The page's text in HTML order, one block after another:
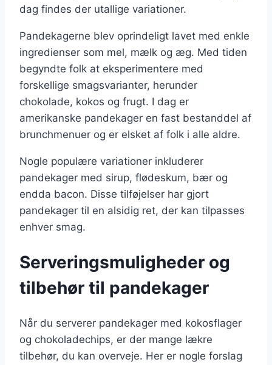
dag findes der utallige variationer.
Pandekagerne blev oprindeligt lavet med enkle
ingredienser som mel, mælk og æg. Med tiden
begyndte folk at eksperimentere med
forskellige smagsvarianter, herunder
chokolade, kokos og frugt. I dag er
amerikanske pandekager en fast bestanddel af
brunchmenuer og er elsket af folk i alle aldre.
Nogle populære variationer inkluderer
pandekager med sirup, flødeskum, bær og
endda bacon. Disse tilføjelser har gjort
pandekager til en alsidig ret, der kan tilpasses
enhver smag.
Serveringsmuligheder og
tilbehør til pandekager
Når du serverer pandekager med kokosflager
og chokoladechips, er der mange lækre
tilbehør, du kan overveje. Her er nogle forslag